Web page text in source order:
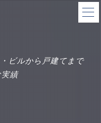
株
ビルから戸建てまで
績